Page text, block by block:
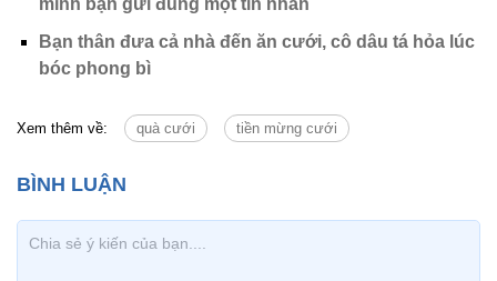
mình bạn gửi đúng một tin nhắn
Bạn thân đưa cả nhà đến ăn cưới, cô dâu tá hỏa lúc
bóc phong bì
Xem thêm về: quà cưới tiền mừng cưới